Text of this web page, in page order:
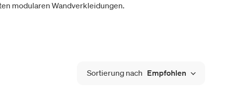
modularen Wandverkleidungen.
Sortierung nach Empfohlen